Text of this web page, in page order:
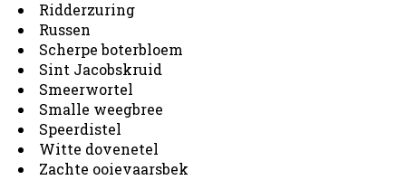
Ridderzuring
Russen
Scherpe boterbloem
Sint Jacobskruid
Smeerwortel
Smalle weegbree
Speerdistel
Witte dovenetel
Zachte ooievaarsbek